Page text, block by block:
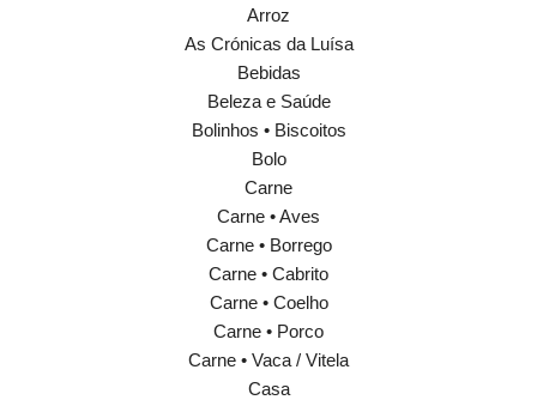
Arroz
As Crónicas da Luísa
Bebidas
Beleza e Saúde
Bolinhos • Biscoitos
Bolo
Carne
Carne • Aves
Carne • Borrego
Carne • Cabrito
Carne • Coelho
Carne • Porco
Carne • Vaca / Vitela
Casa